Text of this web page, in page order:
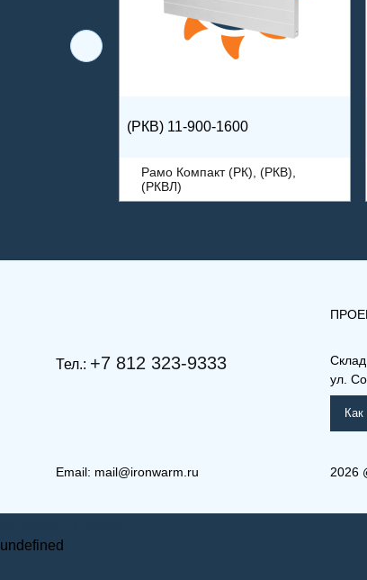
(РКВ) 11-900-1600
Рамо Компакт (РК), (РКВ),
(РКВЛ)
(РКВ) 11-900-1800
Тел.: +7 812 323-9333
ул.
Email: mail@ironwarm.ru 2026
undefined